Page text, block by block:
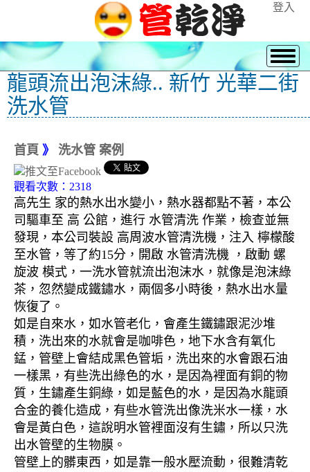
登入
龍頭流出泡沫綠.. 新竹 光華二街
洗水管
首頁 》 洗水管 案例
觀看次數：2318
高先生 家的熱水出水變小，熱水器都點不著，本公
司驅車至 高 公館，進行 水管清洗 作業，檢查並無
發現，本公司裝設 高周波水管清洗機，注入 檸檬酸
至水管，等了約15分，開啟 水管清洗機 ，啟動 螺
旋波 模式，一洗水管就流出泡沫水，就像是泡沫綠
茶，忽然變成鐵鏽水，兩個多小時後，熱水出水量
恢復了。
如是自來水，如水管老化，會產生鐵鏽跟泥沙堆
積，洗出來的水就會是咖啡色，地下水含有氧化
錳，管壁上會結成黑色管垢，洗出來的水會跟石油
一樣黑，有些洗出綠色的水，是因為裡面有銅的物
質，生鏽產生銅綠，如是藍色的水，是因為水龍頭
合金的養化造成，有些水管洗出像洗米水一樣，水
會是黃白色，這說明水管裡面沒有生鏽，所以只洗
出水管壁的生物膜。
管壁上的髒東西，如是靠一般水壓流動，很難清乾